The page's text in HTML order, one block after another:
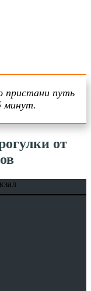
пристани путь
минут.
от